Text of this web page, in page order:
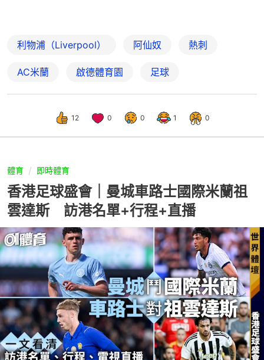
利物浦（Liverpool） 阿仙奴 熱刺
AC米蘭 啟德體育園 足球
12 0 0 1 0
體育 即時體育
香港足球盛會｜曼城車路士國際米蘭祖
雲達斯 訪港名單+行程+直播